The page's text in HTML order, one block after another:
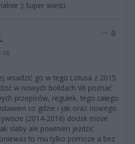
:) Super wieści.
0
wsadzić go w tego Lotusa z 2015
w nowych bolidach V6 poznać
przepisów, regułek, tego całego
co gdzie i jak oraz nowego
(2014-2016) docisk może
slaby ale powinien jeździc
to mu tylko pomoze a bez